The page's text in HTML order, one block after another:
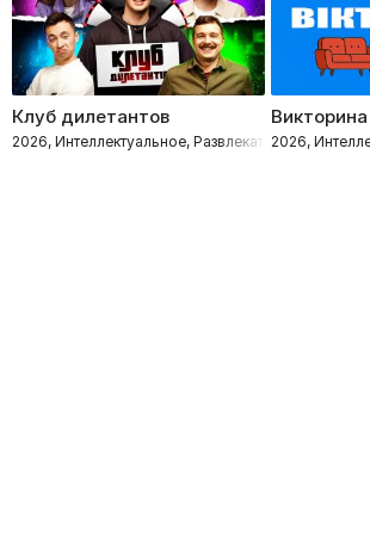
Клуб дилетантов
2026, Интеллектуальное, Развлекательное
Викторина
2026,